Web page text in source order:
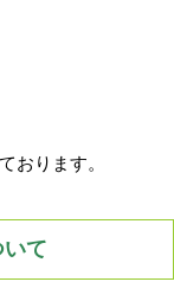
おります。
て